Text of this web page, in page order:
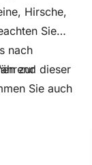
Hirsche,
Sie
nach
dieser
Sie auch
zur